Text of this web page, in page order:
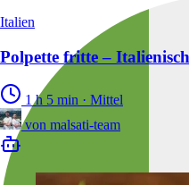
Italien
Polpette fritte –
1 h 5 min · Mittel
von malsati-team